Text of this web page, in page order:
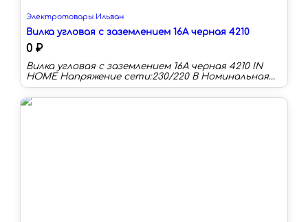
Электротовары Ильван
Вилка угловая с заземлением 16А черная 4210
0 ₽
Вилка угловая с заземлением 16А черная 4210 IN
HOME Напряжение сети:230/220 В Номинальная
сила тока:16 А Материал корпуса:пластик
Степень защиты:IP20 Заземление:есть Тип:вилка
Schuko